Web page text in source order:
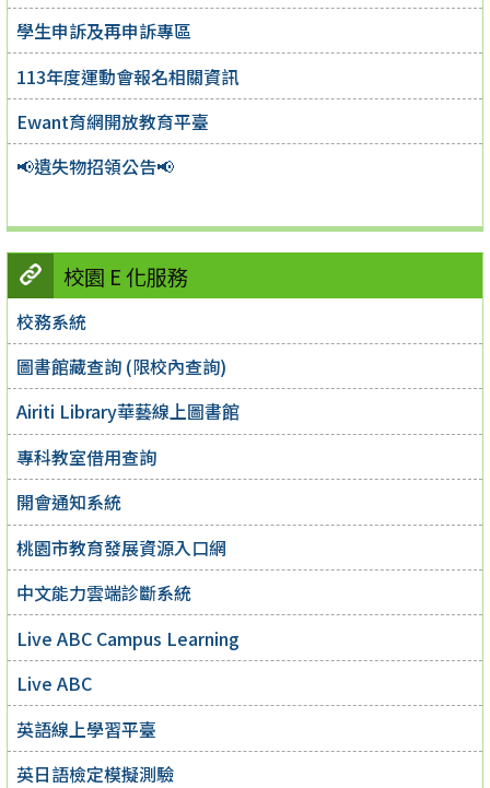
學生申訴及再申訴專區
113年度運動會報名相關資訊
Ewant育網開放教育平臺
📢遺失物招領公告📢
校園 E 化服務
校務系統
圖書館藏查詢 (限校內查詢)
Airiti Library華藝線上圖書館
專科教室借用查詢
開會通知系統
桃園市教育發展資源入口網
中文能力雲端診斷系統
Live ABC Campus Learning
Live ABC
英語線上學習平臺
英日語檢定模擬測驗